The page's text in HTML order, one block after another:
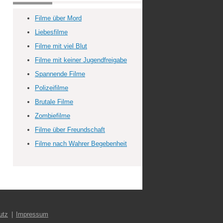
Filme über Mord
Liebesfilme
Filme mit viel Blut
Filme mit keiner Jugendfreigabe
Spannende Filme
Polizeifilme
Brutale Filme
Zombiefilme
Filme über Freundschaft
Filme nach Wahrer Begebenheit
Impressum